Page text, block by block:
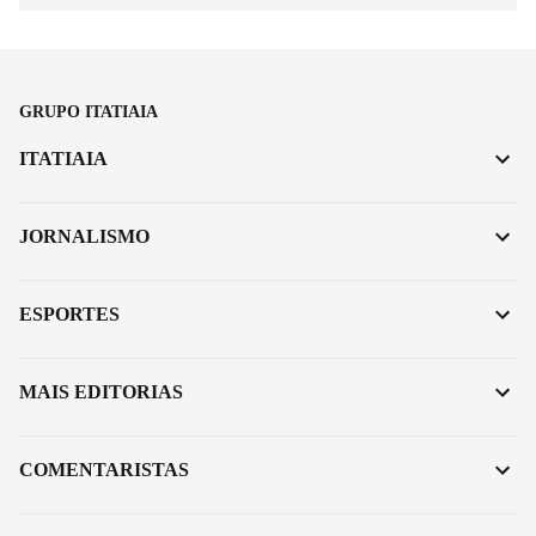
GRUPO ITATIAIA
ITATIAIA
JORNALISMO
ESPORTES
MAIS EDITORIAS
COMENTARISTAS